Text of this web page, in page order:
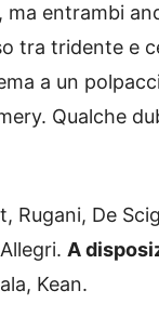
ma entrambi
tra tridente e
a un
Qualche
Rugani, De
Allegri. A
Kean.